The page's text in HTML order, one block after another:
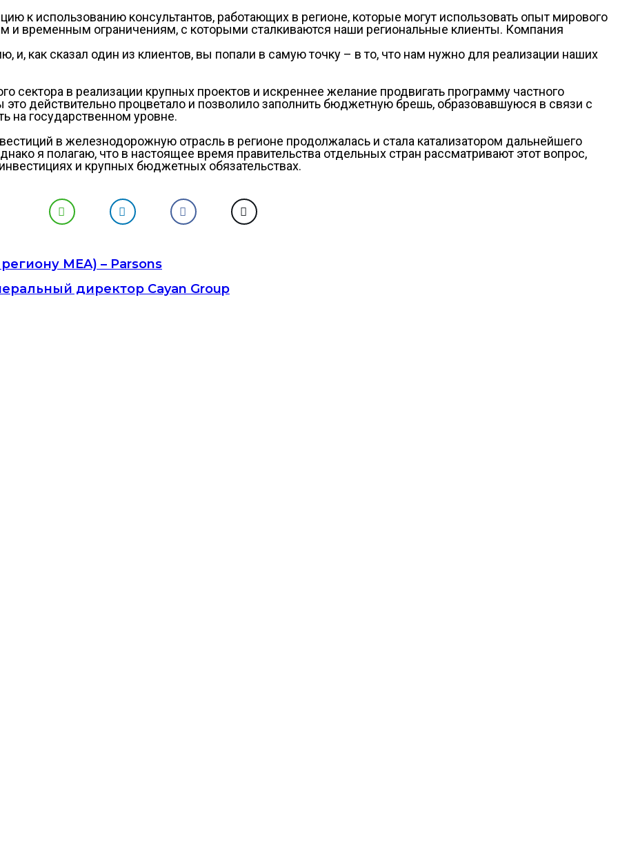
к использованию консультантов, работающих в регионе, которые могут использовать опыт мирового
и временным ограничениям, с которыми сталкиваются наши региональные клиенты. Компания
и, как сказал один из клиентов, вы попали в самую точку – в то, что нам нужно для реализации наших
сектора в реализации крупных проектов и искреннее желание продвигать программу частного
это действительно процветало и позволило заполнить бюджетную брешь, образовавшуюся в связи с
на государственном уровне.
в железнодорожную отрасль в регионе продолжалась и стала катализатором дальнейшего
я полагаю, что в настоящее время правительства отдельных стран рассматривают этот вопрос,
и крупных бюджетных обязательствах.
MEA) – Parsons
директор Cayan Group